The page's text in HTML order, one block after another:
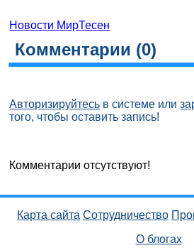
Новости МирТесен
Комментарии (0)
Авторизируйтесь в системе или
того, чтобы оставить запись!
Комментарии отсутствуют!
Карта сайта Сотрудничество
О блогах